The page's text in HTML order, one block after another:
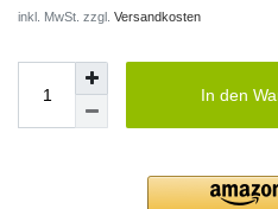
inkl. MwSt. zzgl. Versandkosten
In den